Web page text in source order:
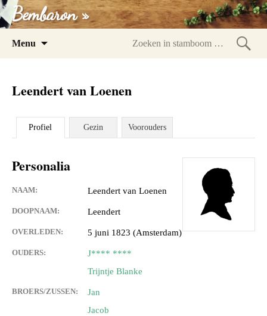
Bembaron »
Menu
Leendert van Loenen
Profiel Gezin Voorouders
Personalia
NAAM: Leendert van Loenen
DOOPNAAM: Leendert
OVERLEDEN: 5 juni 1823 (Amsterdam)
OUDERS:
J**** ****
Trijntje Blanke
BROERS/ZUSSEN:
Jan
Jacob